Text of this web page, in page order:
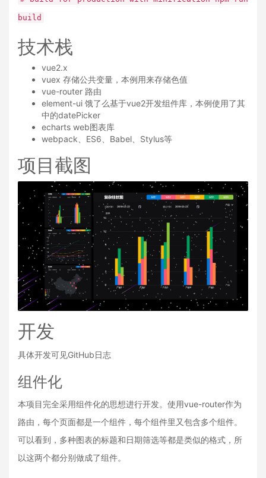
build
技术栈
vue2.x
vuex 存储公共变量，本例用来存储色值
vue-router 路由
element-ui 饿了么基于vue2开发组件库，本例使用了其
中的datePicker
echarts web图表库
webpack、ES6、Babel、Stylus等
项目截图
开发
具体开发可见GitHub日志
组件化
本项目完全采用组件化的思想进行开发。使用vue-router作为
路由，每个页面都是一个组件，每个组件里又包含多个组件。
可以看到，多种图表的标题和日期筛选等都是类似的格式，所
以这两个都分别做成了组件。